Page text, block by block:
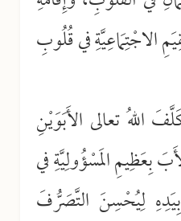
الاجْتِمَاعِيَّةِ في قُلُوبِ
اللهُ تعالى الأَبَوَيْنِ
بِعَظِيمِ المَسْؤُولِيَّةِ في
لِيُحْسِنَ التَّصَرُّفَ